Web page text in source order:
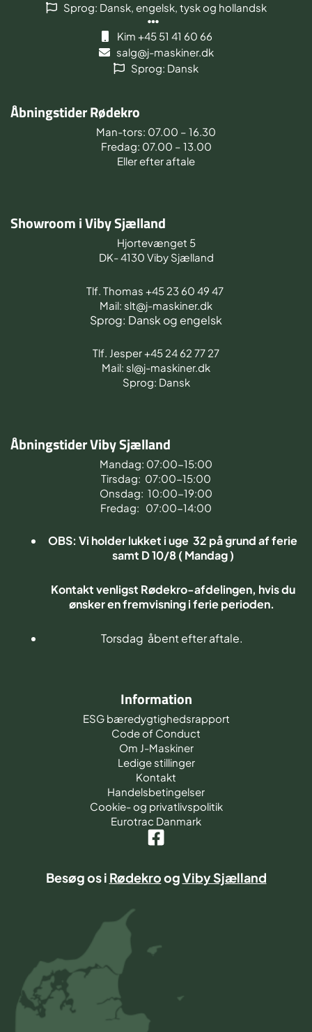
Sprog: Dansk, engelsk, tysk og hollandsk
Kim +45 51 41 60 66
salg@j-maskiner.dk
Sprog: Dansk
Åbningstider Rødekro
Man-tors: 07.00 – 16.30
Fredag: 07.00 – 13.00
Eller efter aftale
Showroom i Viby Sjælland
Hjortevænget 5
DK- 4130 Viby Sjælland
Tlf. Thomas +45 23 60 49 47
Mail: slt@j-maskiner.dk
Sprog: Dansk og engelsk
Tlf. Jesper +45 24 62 77 27
Mail: sl@j-maskiner.dk
Sprog: Dansk
Åbningstider Viby Sjælland
Mandag: 07:00-15:00
Tirsdag: 07:00-15:00
Onsdag: 10:00-19:00
Fredag: 07:00-14:00
OBS: Vi holder lukket i uge 32 på grund af ferie
samt D 10/8 ( Mandag )
Kontakt venligst Rødekro-afdelingen, hvis du
ønsker en fremvisning i ferie perioden.
Torsdag åbent efter aftale.
Information
ESG bæredygtighedsrapport
Code of Conduct
Om J-Maskiner
Ledige stillinger
Kontakt
Handelsbetingelser
Cookie- og privatlivspolitik
Eurotrac Danmark
Besøg os i RødekroogViby Sjælland